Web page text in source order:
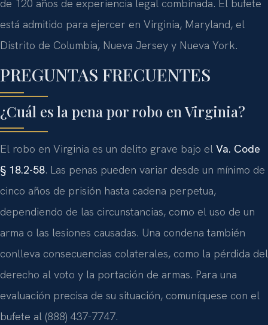
de 120 años de experiencia legal combinada. El bufete
está admitido para ejercer en Virginia, Maryland, el
Distrito de Columbia, Nueva Jersey y Nueva York.
PREGUNTAS FRECUENTES
¿Cuál es la pena por robo en Virginia?
El robo en Virginia es un delito grave bajo el Va. Code
§ 18.2-58. Las penas pueden variar desde un mínimo de
cinco años de prisión hasta cadena perpetua,
dependiendo de las circunstancias, como el uso de un
arma o las lesiones causadas. Una condena también
conlleva consecuencias colaterales, como la pérdida del
derecho al voto y la portación de armas. Para una
evaluación precisa de su situación, comuníquese con el
bufete al (888) 437-7747.